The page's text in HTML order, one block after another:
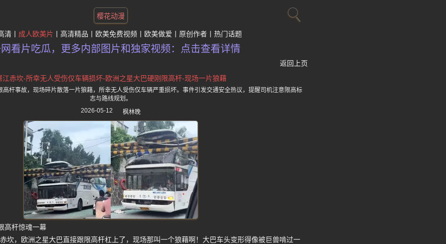
樱花动漫
清 成人欧美片 高清精品 欧美免费视频 欧美做爱 原创作者 热门话题
看片吃瓜，更多内部图片和独家视频：点击查看详情
返回上页
江赤坎-所幸无人受伤仅车辆损坏-欧洲之星大巴硬刚限高杆-现场一片狼藉
高杆事故，现场碎片散落一片狼藉，所幸无人受伤仅车辆严重损坏。事件引发交通安全热议，提醒司机注意限高标
志与路线规划。
2026-05-12
枫林晚
高杆惊魂一幕
坎，欧洲之星大巴直接跟限高杆杠上了，现场那叫一个狼藉啊！大巴车头变形得像被巨兽啃过一